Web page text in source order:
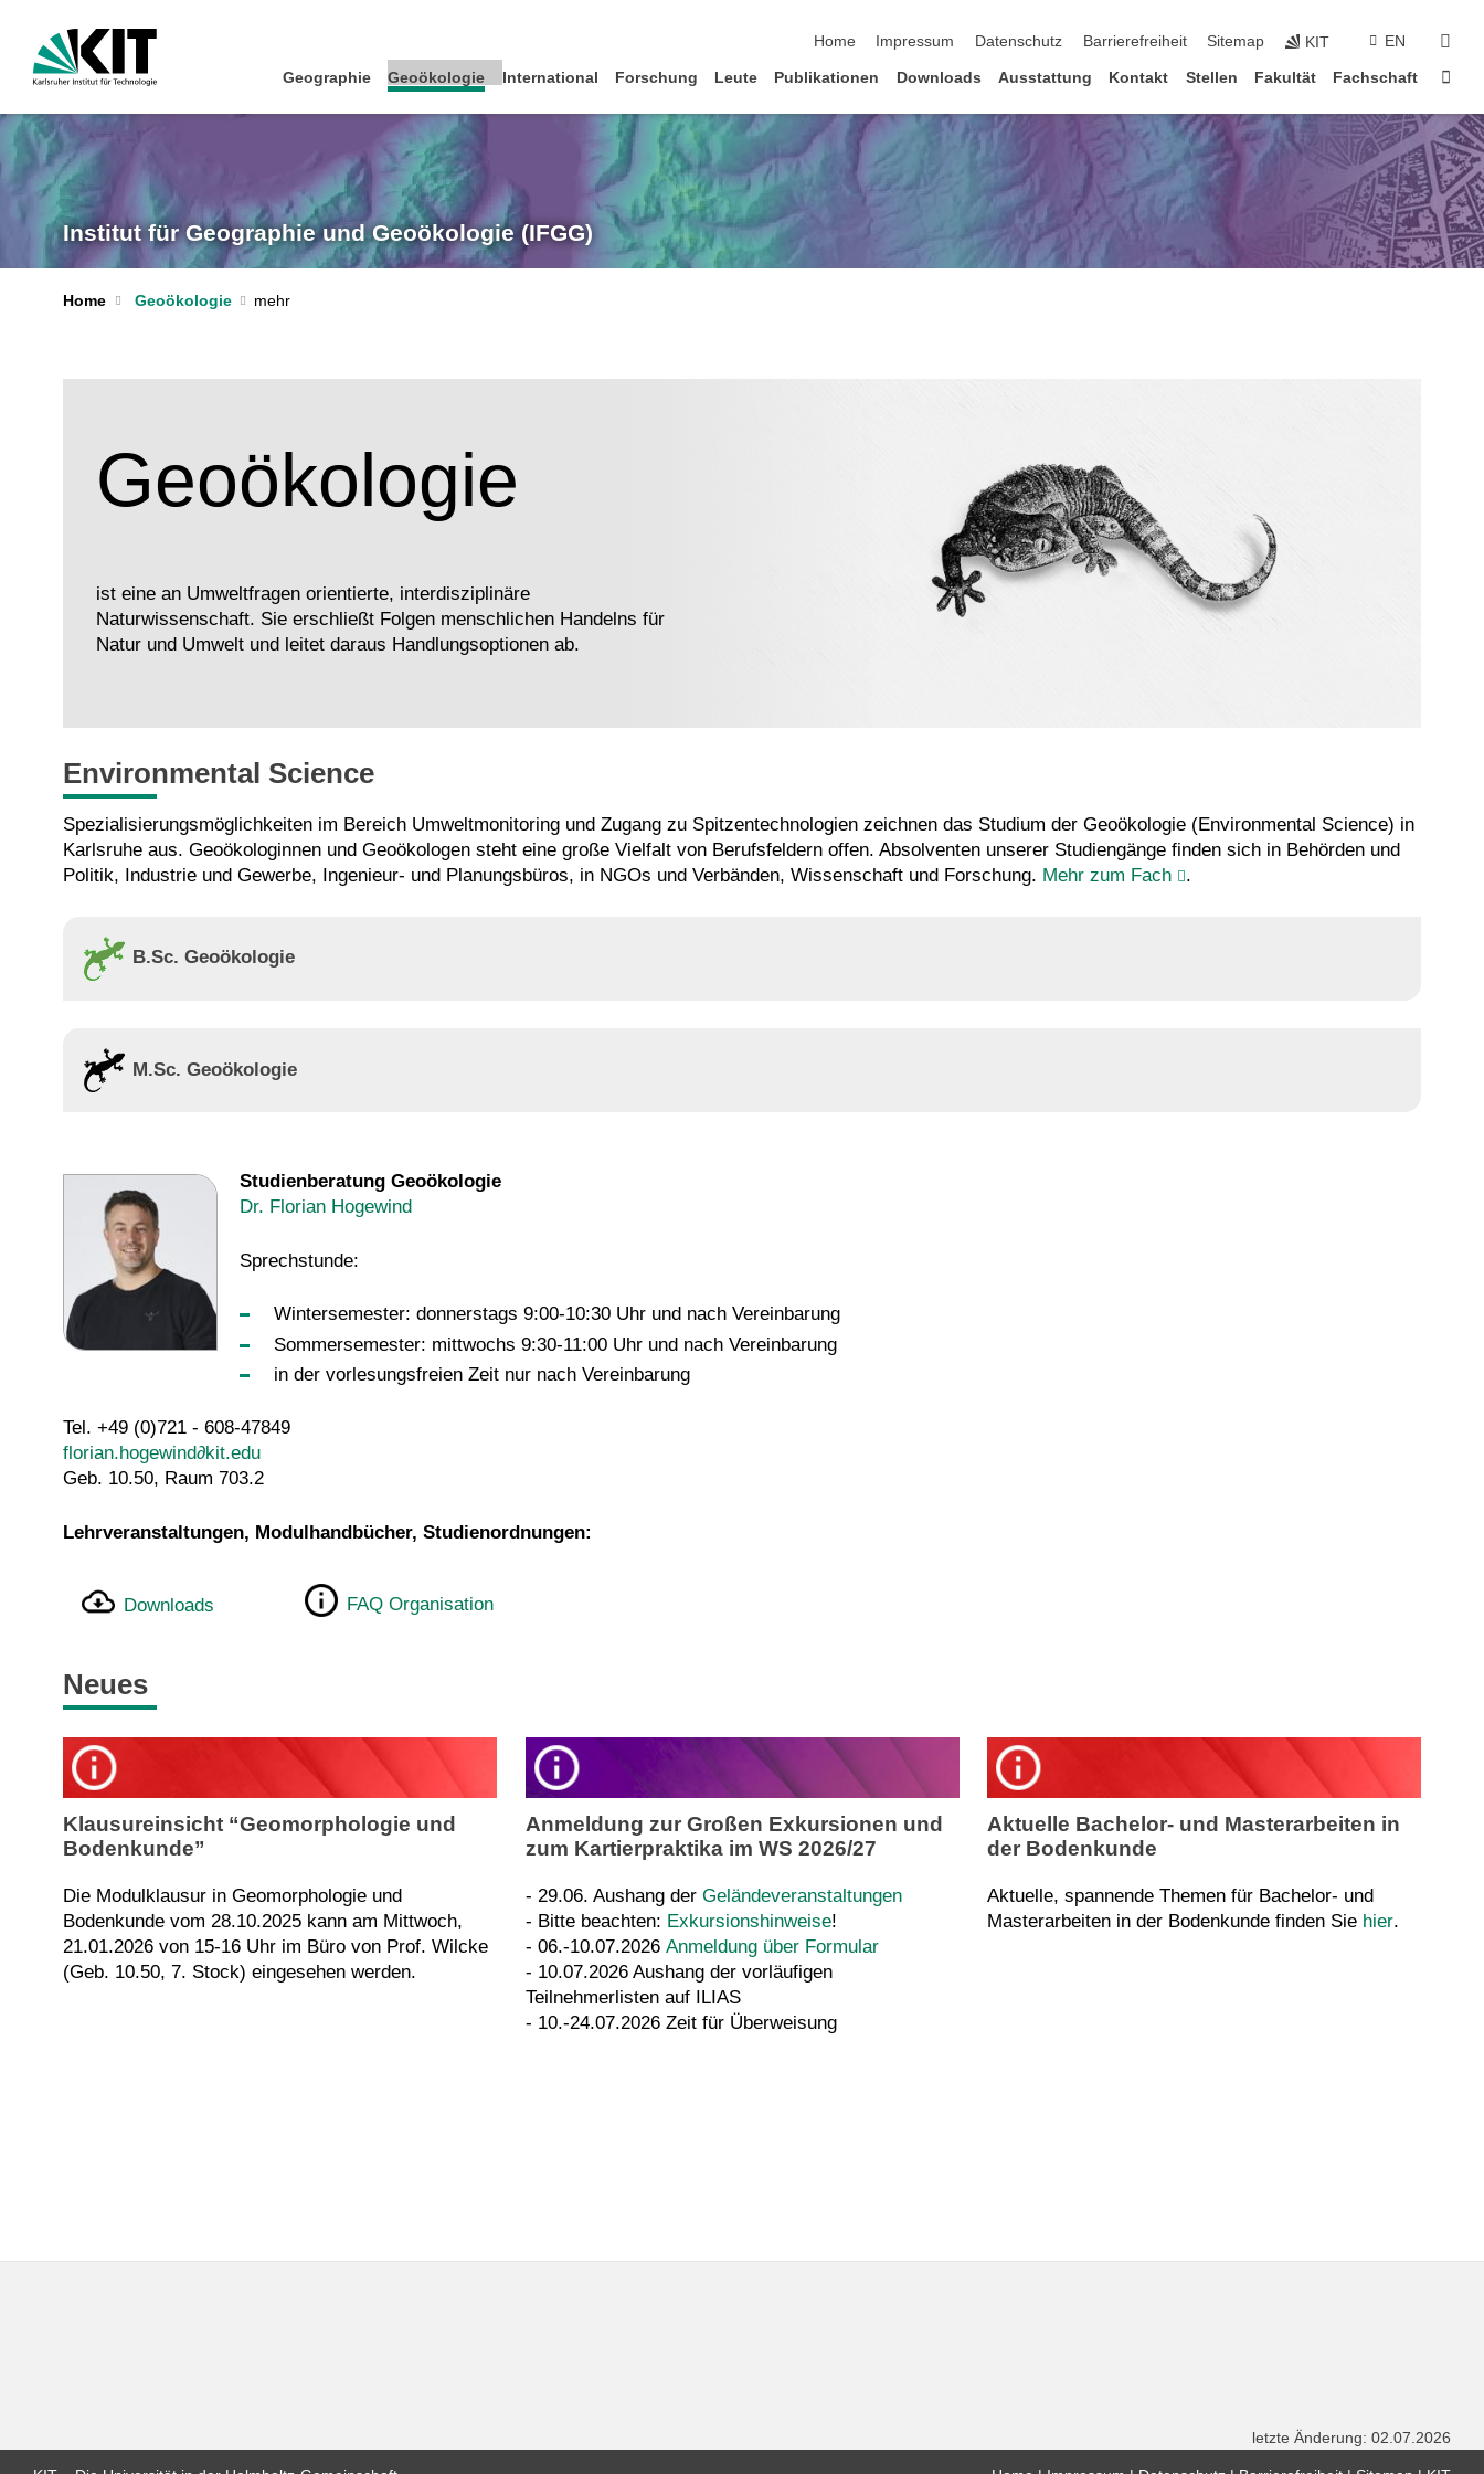
Home
Impressum Datenschutz Barrierefreiheit Sitemap KIT EN
Geographie Geoökologie International Forschung Leute Publikationen Downloads Ausstattung Kontakt Stellen Fakultät Fachschaft
Institut für Geographie und Geoökologie (IFGG)
Home Geoökologie
Geoökologie
ist eine an Umweltfragen orientierte, interdisziplinäre
Naturwissenschaft. Sie erschließt Folgen menschlichen Handelns für
Natur und Umwelt und leitet daraus Handlungsoptionen ab.
Environmental Science
Spezialisierungsmöglichkeiten im Bereich Umweltmonitoring und Zugang zu Spitzentechnologien zeichnen das Studium der Geoökologie (Environmental Science) in
Karlsruhe aus. Geoökologinnen und Geoökologen steht eine große Vielfalt von Berufsfeldern offen. Absolventen unserer Studiengänge finden sich in Behörden und
Politik, Industrie und Gewerbe, Ingenieur- und Planungsbüros, in NGOs und Verbänden, Wissenschaft und Forschung. Mehr zum Fach .
B.Sc. Geoökologie
M.Sc. Geoökologie
Studienberatung Geoökologie
Dr. Florian Hogewind
Sprechstunde:
Wintersemester: donnerstags 9:00-10:30 Uhr und nach Vereinbarung
Sommersemester: mittwochs 9:30-11:00 Uhr und nach Vereinbarung
in der vorlesungsfreien Zeit nur nach Vereinbarung
Tel. +49 (0)721 - 608-47849
florian.hogewind∂kit.edu
Geb. 10.50, Raum 703.2
Lehrveranstaltungen, Modulhandbücher, Studienordnungen:
Downloads FAQ Organisation
Neues
Klausureinsicht “Geomorphologie und
Bodenkunde”
Die Modulklausur in Geomorphologie und
Bodenkunde vom 28.10.2025 kann am Mittwoch,
21.01.2026 von 15-16 Uhr im Büro von Prof. Wilcke
(Geb. 10.50, 7. Stock) eingesehen werden.
Anmeldung zur Großen Exkursionen und
zum Kartierpraktika im WS 2026/27
- 29.06. Aushang der Geländeveranstaltungen
- Bitte beachten: Exkursionshinweise!
- 06.-10.07.2026 Anmeldung über Formular
- 10.07.2026 Aushang der vorläufigen
Teilnehmerlisten auf ILIAS
- 10.-24.07.2026 Zeit für Überweisung
Aktuelle Bachelor- und Masterarbeiten in
der Bodenkunde
Aktuelle, spannende Themen für Bachelor- und
Masterarbeiten in der Bodenkunde finden Sie hier.
letzte Änderung: 02.07.2026